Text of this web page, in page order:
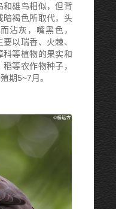
和雄鸟相似，但背
暗褐色所取代，头
沾灰，嘴黑色，
以瑞香、火棘、
科等植物的果实和
等农作物种子，
期5~7月。